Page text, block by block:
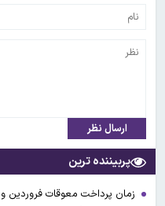
ارسال نظر
پربیننده ترین
زمان پرداخت معوقات